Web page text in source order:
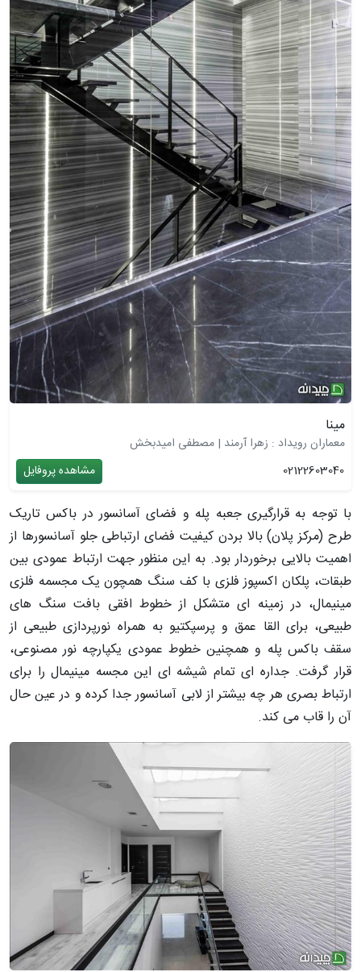
مینا
معماران رویداد : زهرا آرمند | مصطفی امیدبخش
02122603040
مشاهده پروفایل
با توجه به قرارگیری جعبه پله و فضای آسانسور در باکس تاریک
طرح (مرکز پلان) بالا بردن کیفیت فضای ارتباطی جلو آسانسورها از
اهمیت بالایی برخوردار بود. به این منظور جهت ارتباط عمودی بین
طبقات، پلکان اکسپوز فلزی با کف سنگ همچون یک مجسمه فلزی
مینیمال، در زمینه ای متشکل از خطوط افقی بافت سنگ های
طبیعی، برای القا عمق و پرسپکتیو به همراه نورپردازی طبیعی از
سقف باکس پله و همچنین خطوط عمودی یکپارچه نور مصنوعی،
قرار گرفت. جداره ای تمام شیشه ای این مجسه مینیمال را برای
ارتباط بصری هر چه بیشتر از لابی آسانسور جدا کرده و در عین حال
آن را قاب می کند.